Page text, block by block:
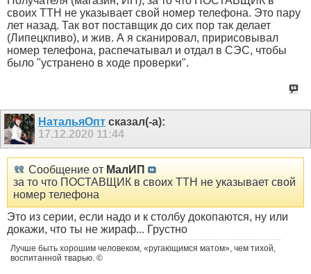
своих ТТН не указывает свой номер телефона. Это пару
лет назад. Так вот поставщик до сих пор так делает
(Липецкпиво), и жив. А я сканировал, пририсовывал
номер телефона, распечатывал и отдал в СЭС, чтобы
было "устранено в ходе проверки".
НатальяОпт сказал(-а):
17.12.2020 11:44
Сообщение от МалИП
за то что ПОСТАВЩИК в своих ТТН не указывает свой
номер телефона
Это из серии, если надо и к столбу докопаются, ну или
докажи, что ты не жираф... Грустно
Лучше быть хорошим человеком, «ругающимся матом», чем тихой,
воспитанной тварью. ©